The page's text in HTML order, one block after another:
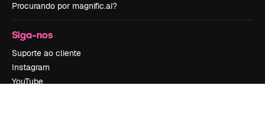
Procurando por magnific.ai?
Siga-nos
Suporte ao cliente
Instagram
YouTube